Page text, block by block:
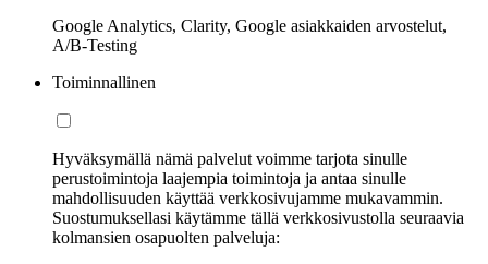
Google Analytics, Clarity, Google asiakkaiden arvostelut,
A/B-Testing
Toiminnallinen
Hyväksymällä nämä palvelut voimme tarjota sinulle
perustoimintoja laajempia toimintoja ja antaa sinulle
mahdollisuuden käyttää verkkosivujamme mukavammin.
Suostumuksellasi käytämme tällä verkkosivustolla seuraavia
kolmansien osapuolten palveluja: